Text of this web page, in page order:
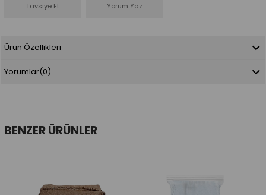
Tavsiye Et Yorum Yaz
Ürün Özellikleri
Yorumlar(0)
BENZER ÜRÜNLER